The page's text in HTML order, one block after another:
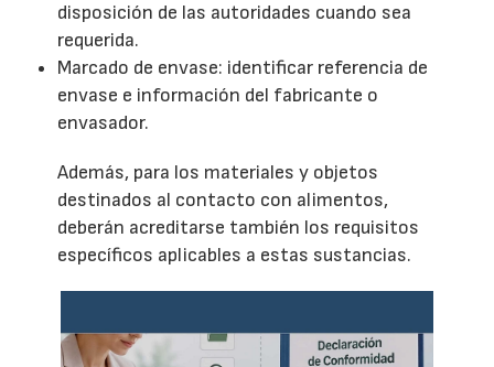
disposición de las autoridades cuando sea
requerida.
Marcado de envase: identificar referencia de
envase e información del fabricante o
envasador.
Además, para los materiales y objetos
destinados al contacto con alimentos,
deberán acreditarse también los requisitos
específicos aplicables a estas sustancias.